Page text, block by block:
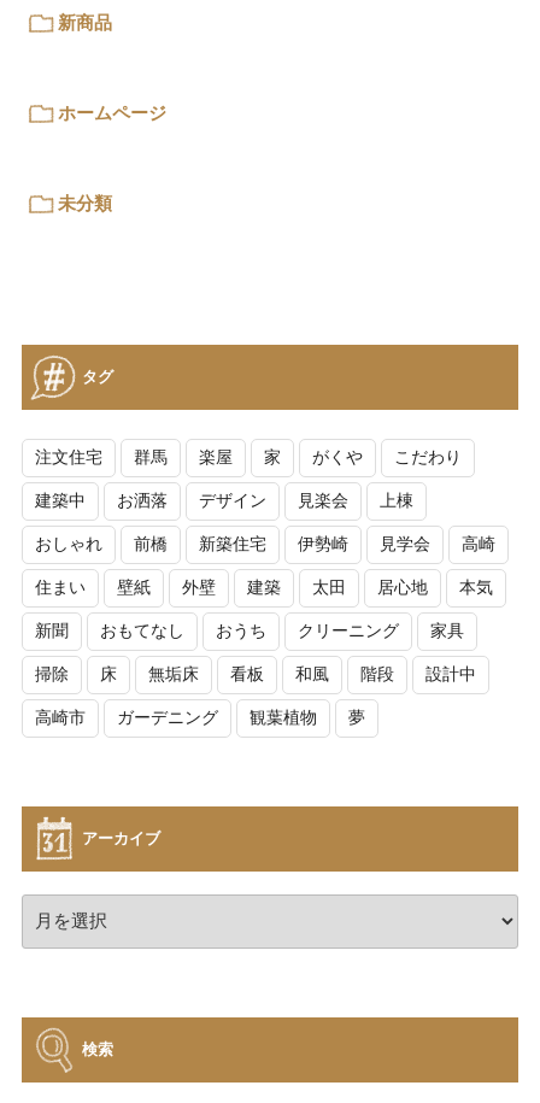
新商品
ホームページ
未分類
タグ
注文住宅 群馬 楽屋 家 がくや こだわり
建築中 お洒落 デザイン 見楽会 上棟
おしゃれ 前橋 新築住宅 伊勢崎 見学会 高崎
住まい 壁紙 外壁 建築 太田 居心地 本気
新聞 おもてなし おうち クリーニング 家具
掃除 床 無垢床 看板 和風 階段 設計中
高崎市 ガーデニング 観葉植物 夢
アーカイブ
ブ
検索